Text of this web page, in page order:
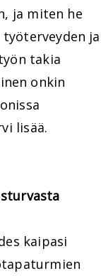
ja miten he
ja
takia
onkin
lisää.
kaipasi